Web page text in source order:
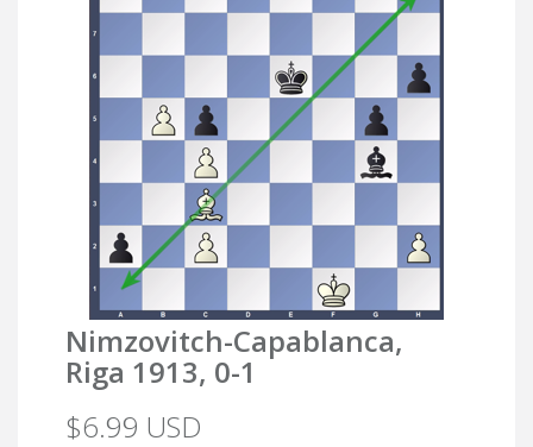
Nimzovitch-Capablanca,
Riga 1913, 0-1
$6.99 USD